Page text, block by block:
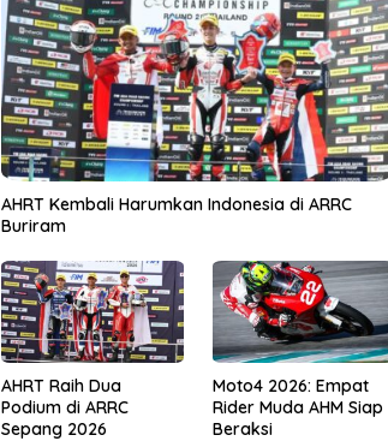
AHRT Kembali Harumkan Indonesia di ARRC
Buriram
AHRT Raih Dua
Podium di ARRC
Sepang 2026
Moto4 2026: Empat
Rider Muda AHM Siap
Beraksi